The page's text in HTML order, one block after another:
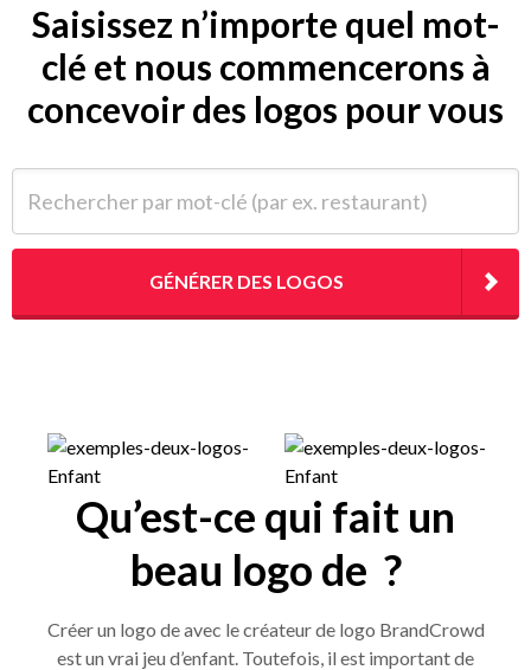
Saisissez n’importe quel mot-
clé et nous commencerons à
concevoir des logos pour vous
GÉNÉRER DES LOGOS
Qu’est-ce qui fait un
beau logo de ?
Créer un logo de avec le créateur de logo BrandCrowd
est un vrai jeu d’enfant. Toutefois, il est important de